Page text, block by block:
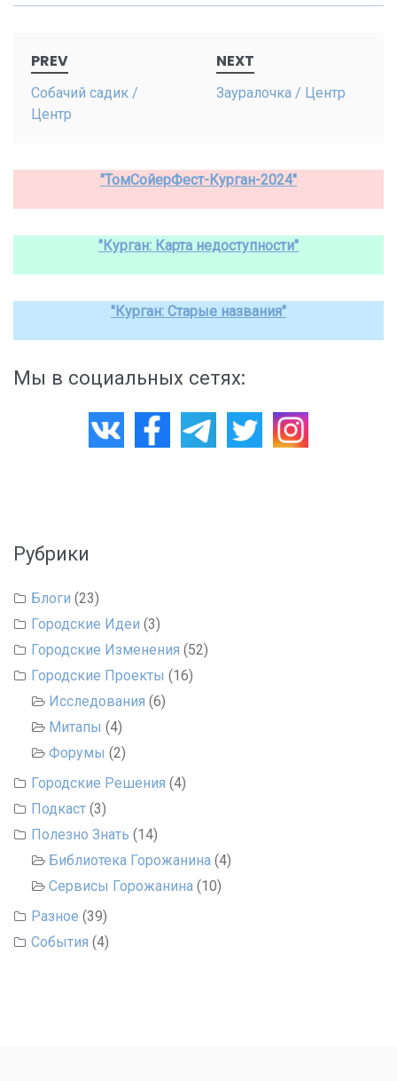
navigation
PREV
Собачий садик /
Центр
NEXT
Зауралочка / Центр
"ТомСойерФест-Курган-2024"
"Курган: Карта недоступности"
"Курган: Старые названия"
Мы в социальных сетях:
Рубрики
Блоги (23)
Городские Идеи (3)
Городские Изменения (52)
Городские Проекты (16)
Исследования (6)
Митапы (4)
Форумы (2)
Городские Решения (4)
Подкаст (3)
Полезно Знать (14)
Библиотека Горожанина (4)
Сервисы Горожанина (10)
Разное (39)
События (4)